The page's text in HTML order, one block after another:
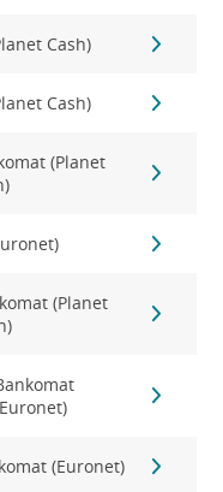
Cash)
Cash)
(Planet
(Planet
(Euronet)